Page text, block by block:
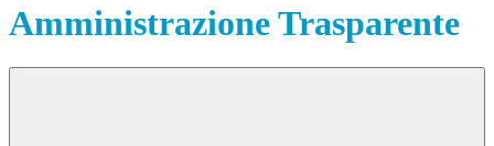
Amministrazione Trasparente